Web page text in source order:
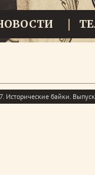
Исторические байки.